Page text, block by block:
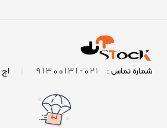
شماره تماس : 021-91300131